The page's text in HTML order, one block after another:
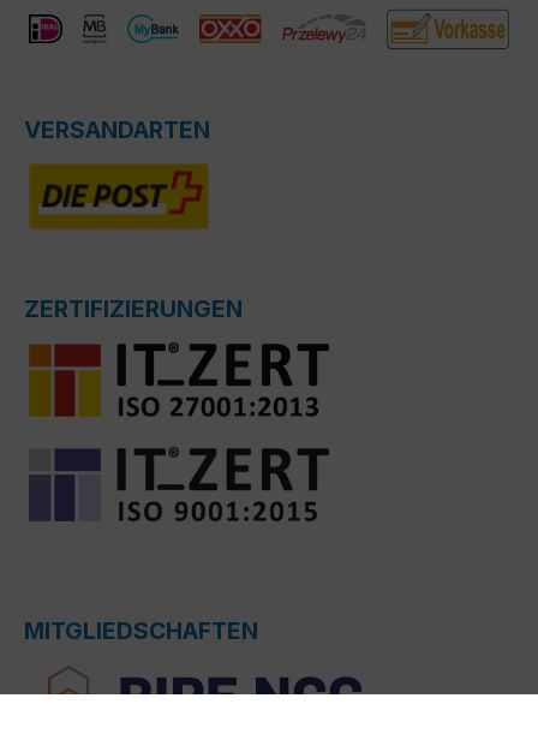
VERSANDARTEN
ZERTIFIZIERUNGEN
MITGLIEDSCHAFTEN